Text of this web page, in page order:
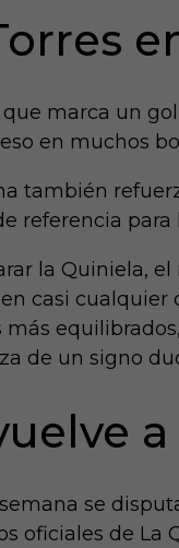
marca un gol
en muchos
también
referencia
la Quiniela,
casi
más
de un signo
se
oficiales de La